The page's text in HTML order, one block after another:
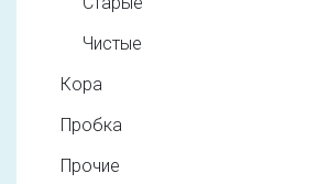
Чистые
Кора
Пробка
Прочие